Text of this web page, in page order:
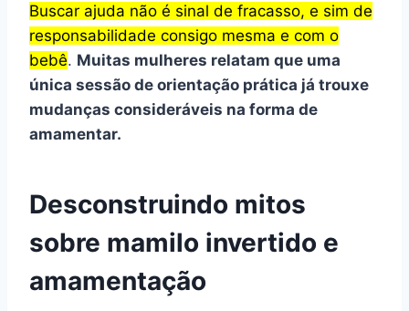
Buscar ajuda não é sinal de fracasso, e sim de
responsabilidade consigo mesma e com o
bebê. Muitas mulheres relatam que uma
única sessão de orientação prática já trouxe
mudanças consideráveis na forma de
amamentar.
Desconstruindo mitos
sobre mamilo invertido e
amamentação